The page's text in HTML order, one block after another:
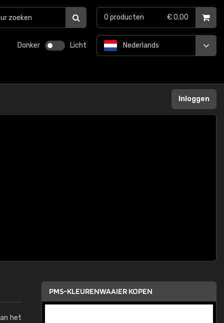
Donker Licht Nederlands
0 producten € 0,00
Inloggen
het
PMS-KLEURENWAAIER KOPEN